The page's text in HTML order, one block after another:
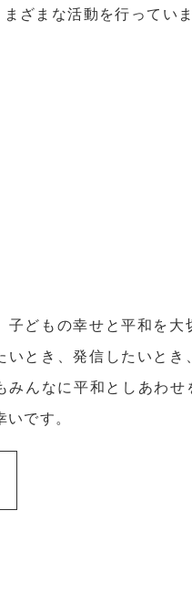
ざまな活動を行っていま
どもの幸せと平和を大
とき、発信したいと
んなに平和としあわ
です。